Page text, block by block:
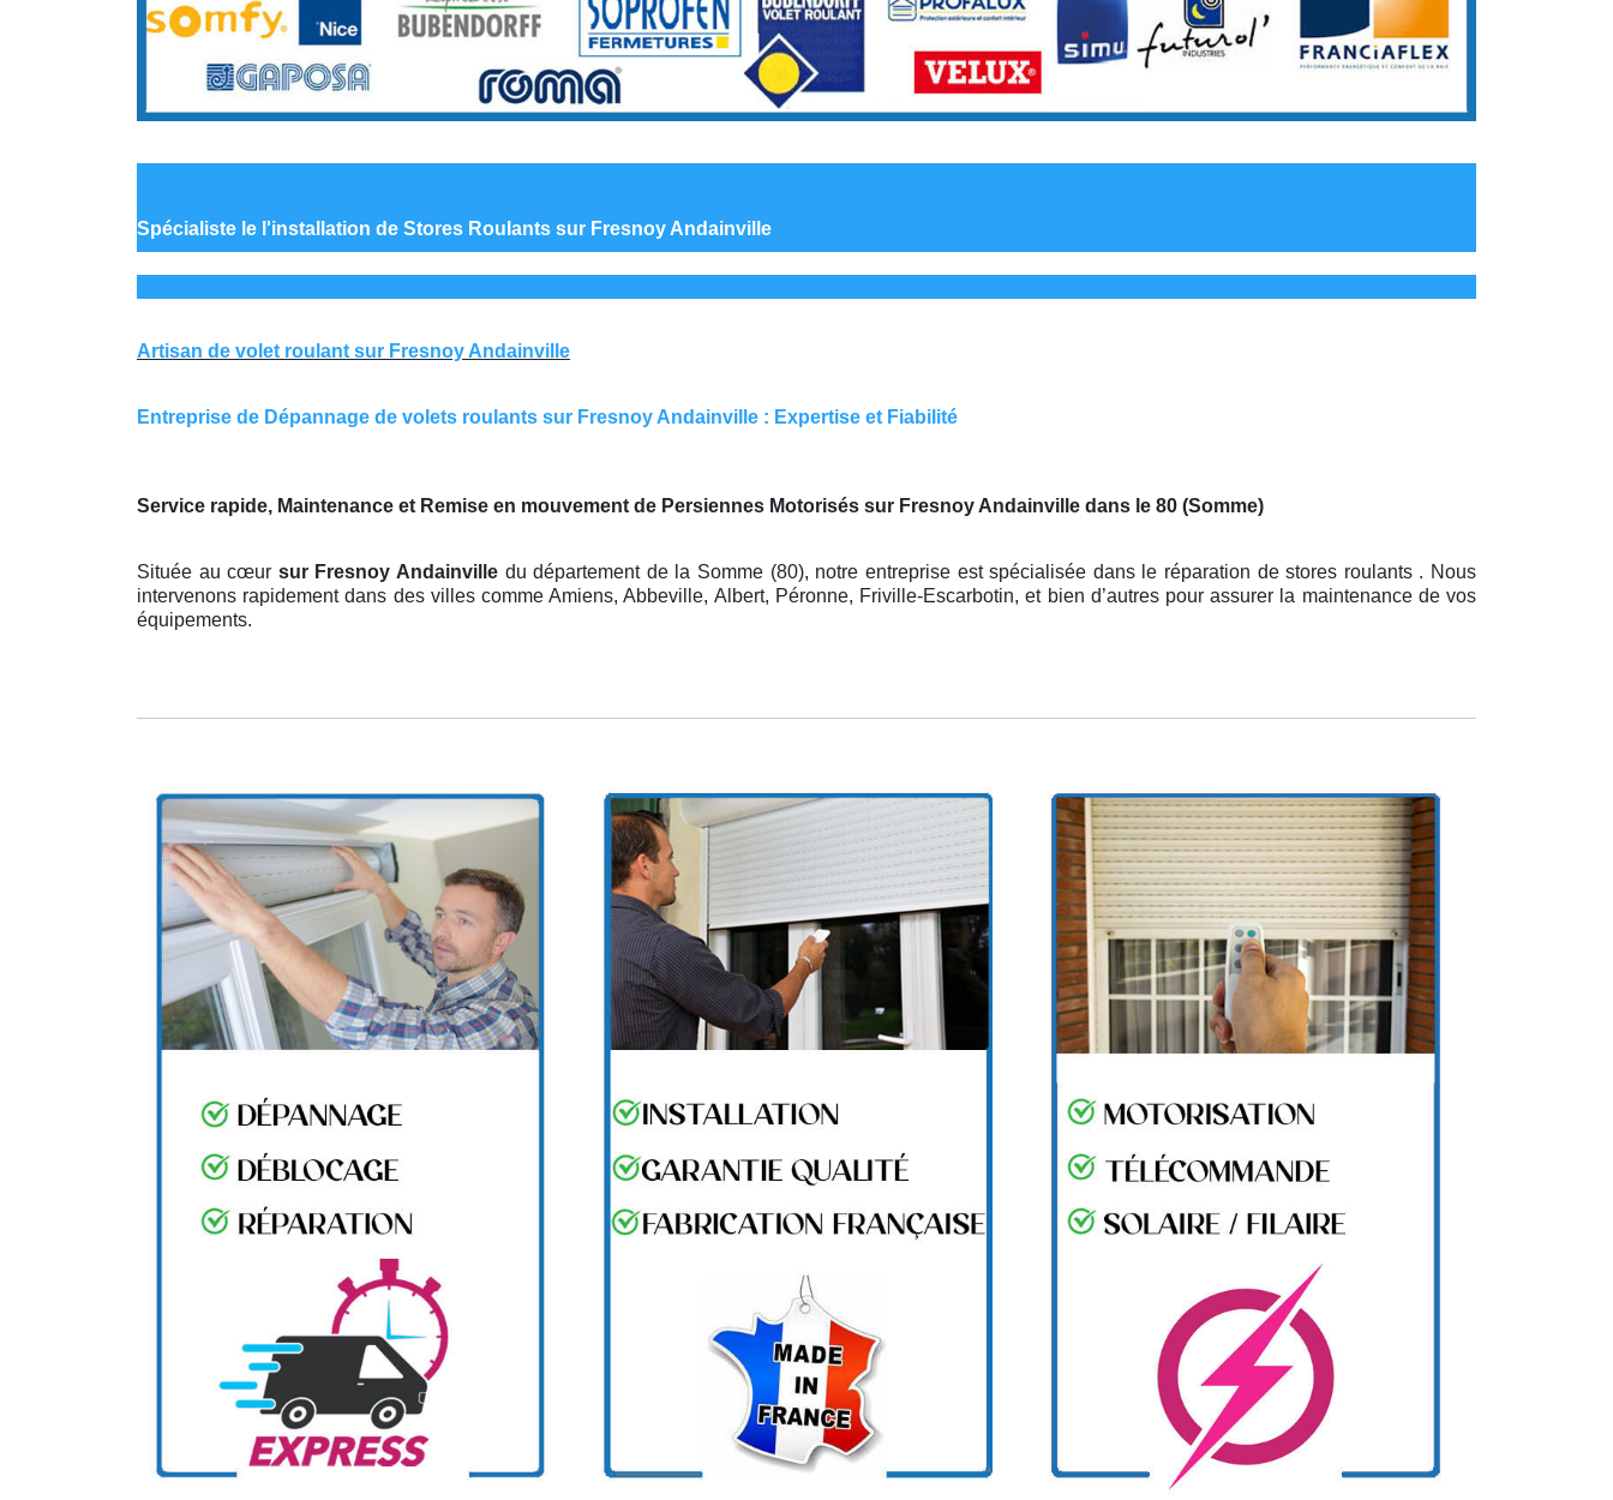
Spécialiste le l'installation de Stores Roulants sur Fresnoy Andainville
Artisan de volet roulant sur Fresnoy Andainville
Entreprise de Dépannage de volets roulants sur Fresnoy Andainville : Expertise et Fiabilité
Service rapide, Maintenance et Remise en mouvement de Persiennes Motorisés sur Fresnoy Andainville dans le 80 (Somme)
Située au cœur sur Fresnoy Andainville du département de la Somme (80), notre entreprise est spécialisée dans le réparation de stores roulants . Nous
intervenons rapidement dans des villes comme Amiens, Abbeville, Albert, Péronne, Friville-Escarbotin, et bien d’autres pour assurer la maintenance de vos
équipements.